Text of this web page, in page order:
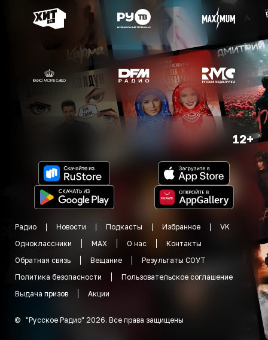
12+
Радио Новости Подкасты Избранное
VK
Одноклассники
MAX О нас
Контакты
Обратная связь
Вещание
Результаты СОУТ
Политика безопасности
Пользовательское соглашение
Выдача призов
Акции
© "Русское Радио" 2026. Все права защищены